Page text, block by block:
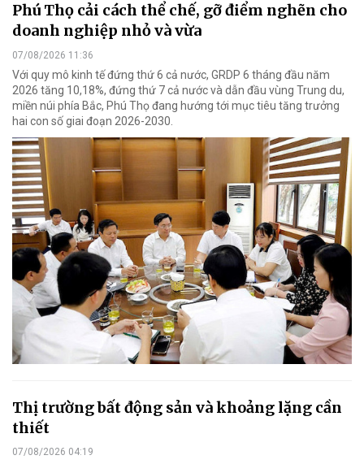
Phú Thọ cải cách thể chế, gỡ điểm nghẽn cho
doanh nghiệp nhỏ và vừa
07/08/2026 11:36
Với quy mô kinh tế đứng thứ 6 cả nước, GRDP 6 tháng đầu năm
2026 tăng 10,18%, đứng thứ 7 cả nước và dẫn đầu vùng Trung du,
miền núi phía Bắc, Phú Thọ đang hướng tới mục tiêu tăng trưởng
hai con số giai đoạn 2026-2030.
Thị trường bất động sản và khoảng lặng cần
thiết
07/08/2026 04:19